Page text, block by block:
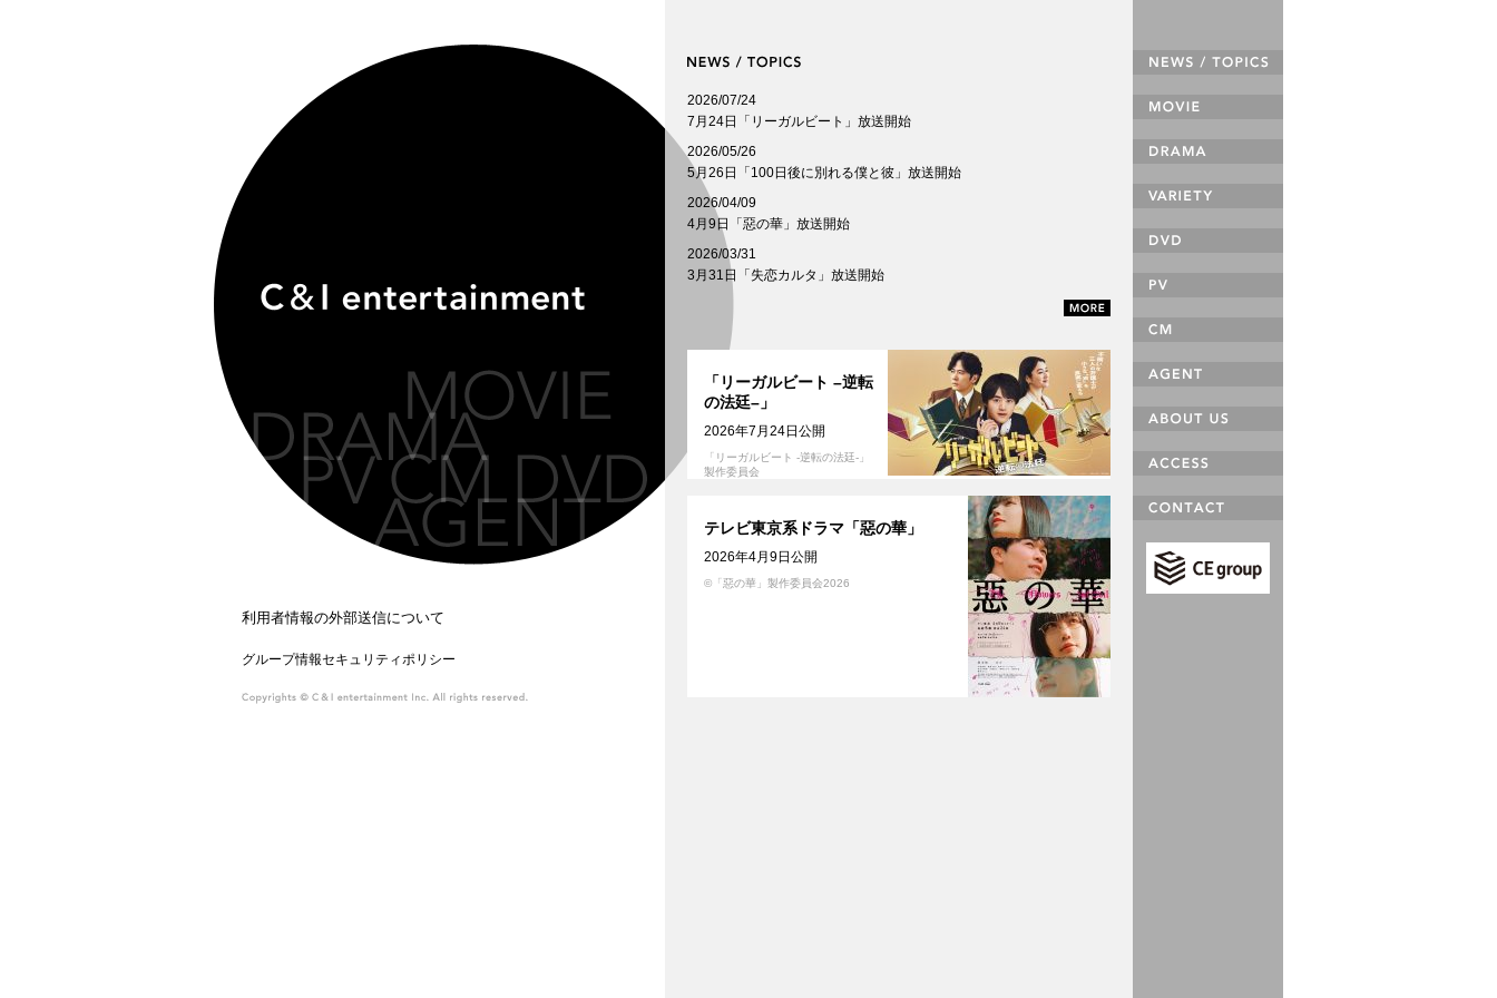
利用者情報の外部送信について
グループ情報セキュリティポリシー
2026/07/24
7月24日「リーガルビート」放送開始
2026/05/26
5月26日「100日後に別れる僕と彼」放送開始
2026/04/09
4月9日「惡の華」放送開始
2026/03/31
3月31日「失恋カルタ」放送開始
「リーガルビート –逆転
の法廷–」
2026年7月24日公開
「リーガルビート -逆転の法廷-」
製作委員会
テレビ東京系ドラマ「惡の華」
2026年4月9日公開
©「惡の華」製作委員会2026